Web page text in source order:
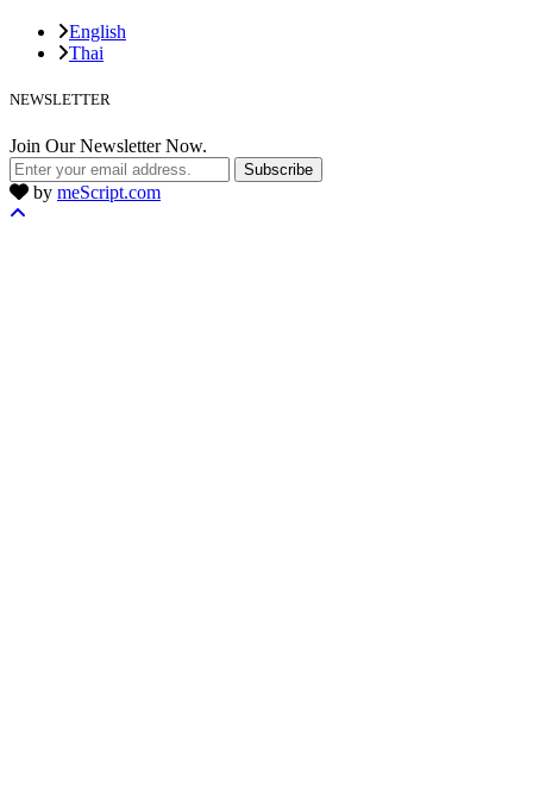
English
Thai
NEWSLETTER
Join Our Newsletter Now.
Subscribe
by meScript.com